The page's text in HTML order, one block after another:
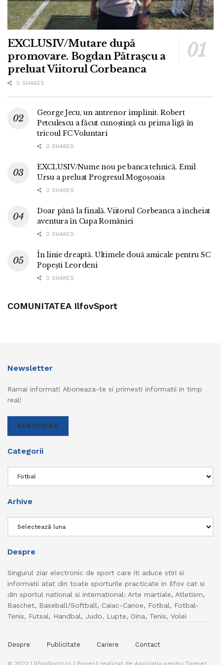
EXCLUSIV/Mutare după
promovare. Bogdan Pătrașcu a
preluat Viitorul Corbeanca
0 SHARES
George Jecu, un antrenor împlinit. Robert
Petculescu a făcut cunoștință cu prima ligă în
tricoul FC Voluntari
0 SHARES
EXCLUSIV/Nume nou pe banca tehnică. Emil
Ursu a preluat Progresul Mogoșoaia
0 SHARES
Doar până la finală. Viitorul Corbeanca a încheiat
aventura în Cupa României
0 SHARES
În linie dreaptă. Ultimele două amicale pentru SC
Popești Leordeni
0 SHARES
COMUNITATEA IlfovSport
Newsletter
Ramai informat! Aboneaza-te si primesti informatii in timp
real!
SUBSCRIBE
Categorii
Arhive
Despre
Singurul ziar electronic de sport care iti aduce stiri si
informatii atat din toate sporturile practicate in Ilfov cat si
din sportul national si international: Arte martiale, Atletism,
Baschet, Baseball/Softball, Caiac-Canoe, Fotbal, Fotbal-
Tenis, Futsal, Handbal, Judo, Lupte, Oina, Tenis, Volei
Despre Publicitate Cariere Contact
© 2022 | IlfovSport.ro | Proiect realizat de Asociatia pentru Tineret